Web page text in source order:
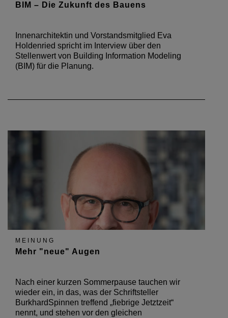
BIM – Die Zukunft des Bauens
Innenarchitektin und Vorstandsmitglied Eva
Holdenried spricht im Interview über den
Stellenwert von Building Information Modeling
(BIM) für die Planung.
MEINUNG
Mehr "neue" Augen
Nach einer kurzen Sommerpause tauchen wir
wieder ein, in das, was der Schriftsteller
BurkhardSpinnen treffend „fiebrige Jetztzeit“
nennt, und stehen vor den gleichen